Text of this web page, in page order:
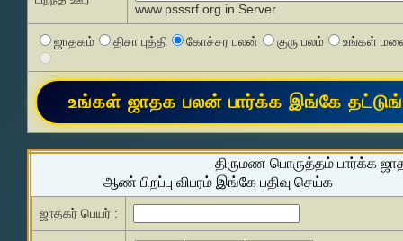
www.psssrf.org.in Server
ஜாதகம் திசா புத்தி கோச்சர பலன் குரு பலம் உங்கள்
திருமண பொருத்தம் பார்க்க
ஆண் பிறப்பு விபரம் இங்கே பதிவு செய்க
ஜாதகர் பெயர் :